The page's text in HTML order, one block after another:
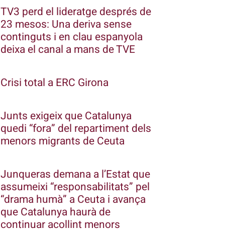
TV3 perd el lideratge després de
23 mesos: Una deriva sense
continguts i en clau espanyola
deixa el canal a mans de TVE
Crisi total a ERC Girona
Junts exigeix que Catalunya
quedi “fora” del repartiment dels
menors migrants de Ceuta
Junqueras demana a l’Estat que
assumeixi “responsabilitats” pel
“drama humà” a Ceuta i avança
que Catalunya haurà de
continuar acollint menors